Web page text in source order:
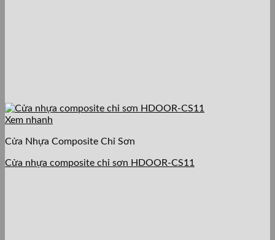
Xem nhanh
Cửa Nhựa Composite Chỉ Sơn
Cửa nhựa composite chỉ sơn HDOOR-CS11